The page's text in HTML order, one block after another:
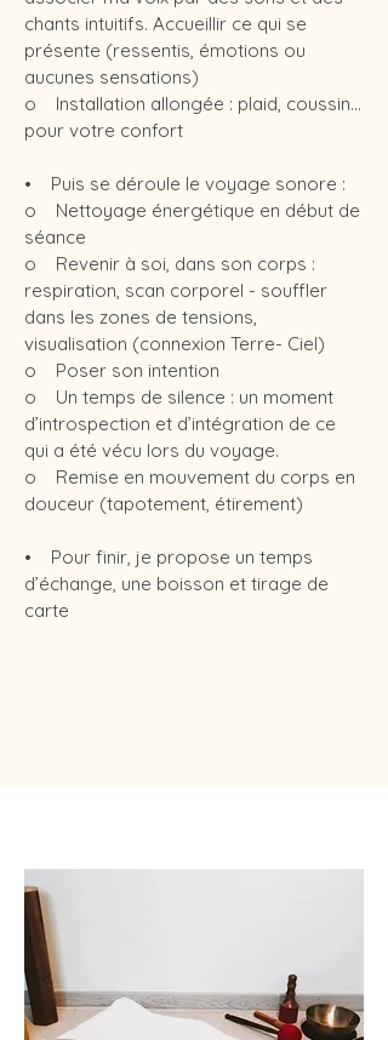
chants intuitifs. Accueillir ce qui se
présente (ressentis, émotions ou
aucunes sensations)
o Installation allongée : plaid, coussin…
pour votre confort
• Puis se déroule le voyage sonore :
o Nettoyage énergétique en début de
séance
o Revenir à soi, dans son corps :
respiration, scan corporel - souffler
dans les zones de tensions,
visualisation (connexion Terre- Ciel)
o Poser son intention
o Un temps de silence : un moment
d’introspection et d’intégration de ce
qui a été vécu lors du voyage.
o Remise en mouvement du corps en
douceur (tapotement, étirement)
• Pour finir, je propose un temps
d’échange, une boisson et tirage de
carte